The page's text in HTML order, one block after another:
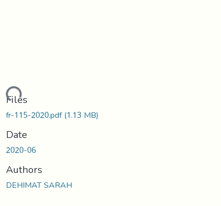
Files
fr-115-2020.pdf(1.13 MB)
Date
2020-06
Authors
DEHIMAT SARAH